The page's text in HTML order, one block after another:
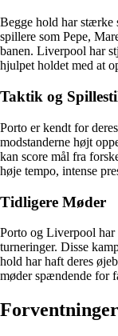
Begge hold har stærke
spillere som Pepe,
banen. Liverpool har
hjulpet holdet med at
Taktik og
Porto er kendt for
modstanderne højt
kan score mål fra
høje tempo, intense
Tidligere Møder
Porto og Liverpool
turneringer. Disse
hold har haft deres
møder spændende for